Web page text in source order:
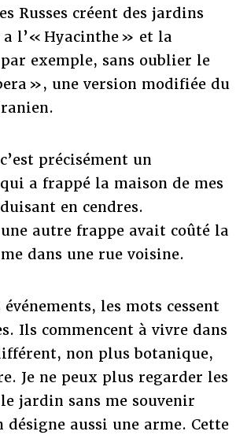
Russes créent des jardins
a l’« Hyacinthe » et la
exemple, sans oublier le
», une version modifiée du
précisément un
a frappé la maison de mes
en cendres.
autre frappe avait coûté la
dans une rue voisine.
les mots cessent
Ils commencent à vivre dans
non plus botanique,
Je ne peux plus regarder les
jardin sans me souvenir
désigne aussi une arme. Cette